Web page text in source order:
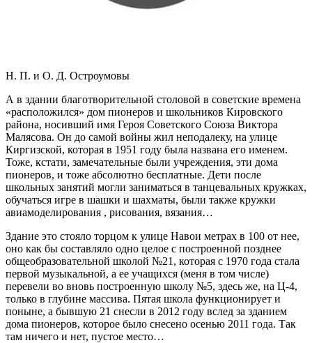
Н. П. и О. Д. Остроумовы
А в здании благотворительной столовой в советские времена
«расположился» дом пионеров и школьников Кировского
района, носивший имя Героя Cоветского Союза Виктора
Малясова. Он до самой войны жил неподалеку, на улице
Киргизской, которая в 1951 году была названа его именем.
Тоже, кстати, замечательные были учреждения, эти дома
пионеров, и тоже абсолютно бесплатные. Дети после
школьных занятий могли заниматься в танцевальных кружках,
обучаться игре в шашки и шахматы, были также кружки
авиамоделирования , рисования, вязания…
Здание это стояло торцом к улице Навои метрах в 100 от нее,
оно как бы составляло одно целое с построенной позднее
общеобразовательной школой №21, которая с 1970 года стала
первой музыкальной, а ее учащихся (меня в том числе)
перевели во вновь построенную школу №5, здесь же, на Ц-4,
только в глубине массива. Пятая школа функционирует и
поныне, а бывшую 21 снесли в 2012 году вслед за зданием
дома пионеров, которое было снесено осенью 2011 года. Так
там ничего и нет, пустое место…